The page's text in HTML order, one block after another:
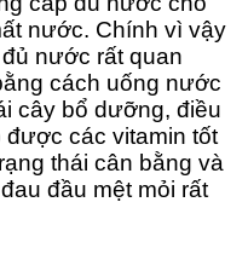
nước. Chính vì vậy
nước rất quan
cách uống nước
cây bổ dưỡng, điều
các vitamin tốt
thái cân bằng và
đầu mệt mỏi rất